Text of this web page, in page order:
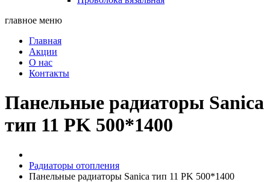
главное меню
Главная
Акции
О нас
Контакты
Панельные радиаторы Sanica
тип 11 PK 500*1400
Радиаторы отопления
Панельные радиаторы Sanica тип 11 PK 500*1400